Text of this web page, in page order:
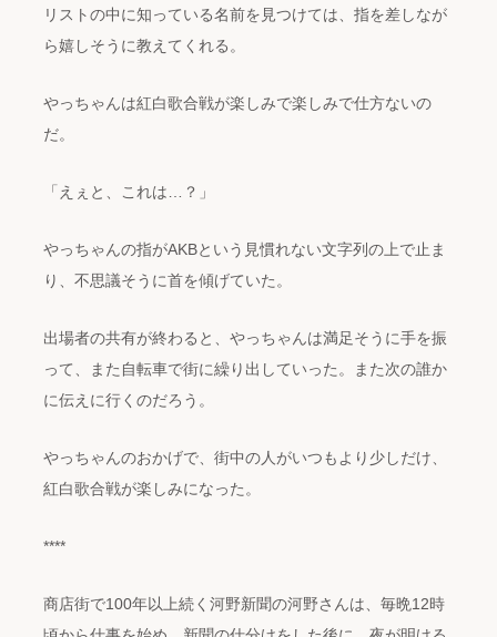
リストの中に知っている名前を見つけては、指を差しなが
ら嬉しそうに教えてくれる。
やっちゃんは紅白歌合戦が楽しみで楽しみで仕方ないの
だ。
「えぇと、これは…？」
やっちゃんの指がAKBという見慣れない文字列の上で止ま
り、不思議そうに首を傾げていた。
出場者の共有が終わると、やっちゃんは満足そうに手を振
って、また自転車で街に繰り出していった。また次の誰か
に伝えに行くのだろう。
やっちゃんのおかげで、街中の人がいつもより少しだけ、
紅白歌合戦が楽しみになった。
****
商店街で100年以上続く河野新聞の河野さんは、毎晩12時